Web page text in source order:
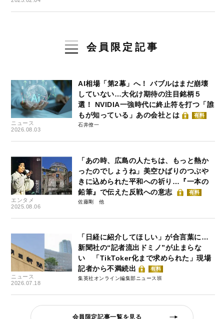
会員限定記事
ニュース
2026.08.03
AI相場「第2幕」へ！ バブルはまだ崩壊
していない…大化け期待の注目銘柄５
選！ NVIDIA一強時代に終止符を打つ「誰
もが知っている」あの会社とは
有料
石井僚一
エンタメ
2025.08.06
「あの時、広島の人たちは、もっと熱か
ったのでしょうね」美空ひばりのつぶや
きに込められた平和への祈り…『一本の
鉛筆』で伝えた反戦への意志
有料
佐藤剛
ニュース
2026.07.18
「日経に紹介してほしい」が合言葉に…
新聞社の“記者流出ドミノ”が止まらな
い 「TikToker化まで求められた」現場
記者から不満続出
有料
集英社オンライン編集部ニュース班
会員限定記事一覧を見る